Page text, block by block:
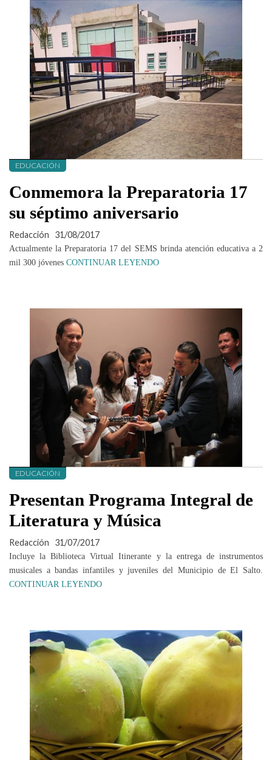
EDUCACIÓN
Conmemora la Preparatoria 17
su séptimo aniversario
Redacción 31/08/2017
Actualmente la Preparatoria 17 del SEMS brinda atención educativa a 2
mil 300 jóvenes CONTINUAR LEYENDO
EDUCACIÓN
Presentan Programa Integral de
Literatura y Música
Redacción 31/07/2017
Incluye la Biblioteca Virtual Itinerante y la entrega de instrumentos
musicales a bandas infantiles y juveniles del Municipio de El Salto.
CONTINUAR LEYENDO